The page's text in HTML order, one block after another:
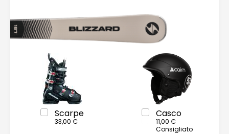
Scarpe
33,00 €
Casco
11,00 €
Consigliato